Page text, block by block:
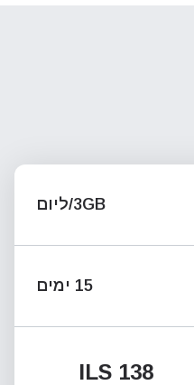
3GB/ליום
15 ימים
ILS 138